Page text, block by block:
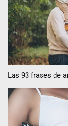
Las 93 frases de